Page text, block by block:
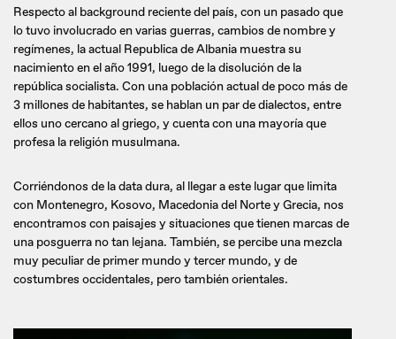
Respecto al background reciente del país, con un pasado que
lo tuvo involucrado en varias guerras, cambios de nombre y
regímenes, la actual Republica de Albania muestra su
nacimiento en el año 1991, luego de la disolución de la
república socialista. Con una población actual de poco más de
3 millones de habitantes, se hablan un par de dialectos, entre
ellos uno cercano al griego, y cuenta con una mayoría que
profesa la religión musulmana.
Corriéndonos de la data dura, al llegar a este lugar que limita
con Montenegro, Kosovo, Macedonia del Norte y Grecia, nos
encontramos con paisajes y situaciones que tienen marcas de
una posguerra no tan lejana. También, se percibe una mezcla
muy peculiar de primer mundo y tercer mundo, y de
costumbres occidentales, pero también orientales.